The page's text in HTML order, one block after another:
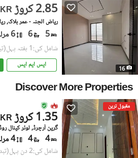
16
2.85 کروڑ
ریاض الجنہ - عمر بلاک,
5
6 6 مرلہ
شامل کی:1 ہفتہ پہل
ایس ایم ایس
Discover More Properties
مقبول ترین
1.35 کروڑ
گرین آرچرڈ, لوئر کینال
4
4 4 مرلہ
شامل کی:2 دن پہل